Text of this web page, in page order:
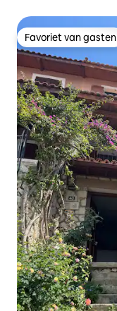
Favoriet van gasten
Favoriet van gasten